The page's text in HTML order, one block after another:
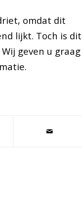
omdat dit
lijkt. Toch is dit
geven u graag